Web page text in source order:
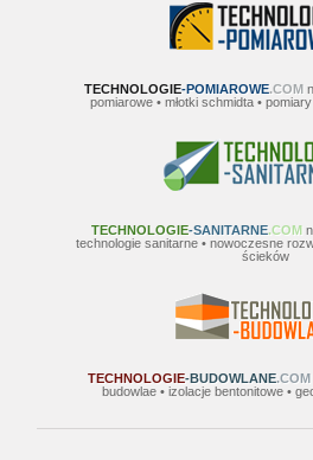
TECHNOLOGIE-POMIAROWE.COM
pomiarowe • młotki schmidta •
TECHNOLOGIE-SANITARNE.COM
technologie sanitarne • nowoczesne
ścieków
TECHNOLOGIE-BUDOWLANE.COM
budowlae • izolacje bentonitowe •